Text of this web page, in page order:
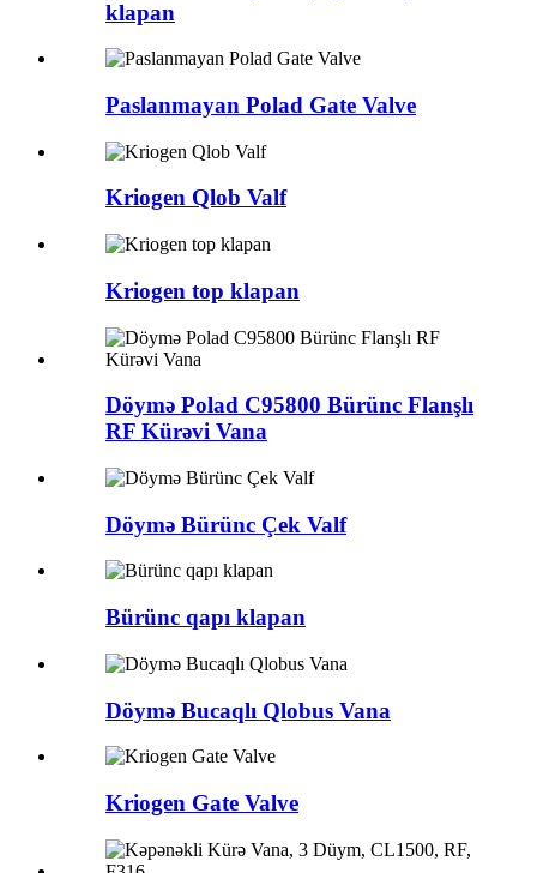
klapan
Paslanmayan Polad Gate Valve
Kriogen Qlob Valf
Kriogen top klapan
Döymə Polad C95800 Bürünc Flanşlı
RF Kürəvi Vana
Döymə Bürünc Çek Valf
Bürünc qapı klapan
Döymə Bucaqlı Qlobus Vana
Kriogen Gate Valve